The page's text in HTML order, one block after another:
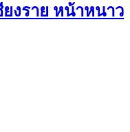
งราย หน้าหนาว